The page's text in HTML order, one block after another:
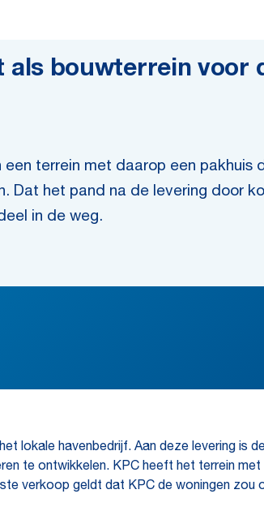
als bouwterrein voor
terrein met daarop een pakhuis
Dat het pand na de levering door
in de weg.
lokale havenbedrijf. Aan deze levering is
te ontwikkelen. KPC heeft het terrein
verkoop geldt dat KPC de woningen zou